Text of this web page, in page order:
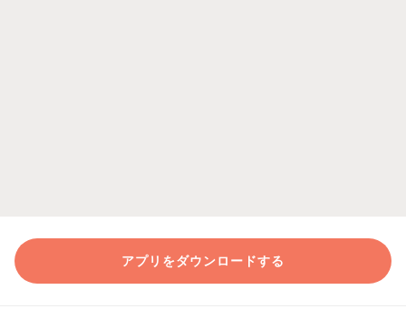
アプリをダウンロードする